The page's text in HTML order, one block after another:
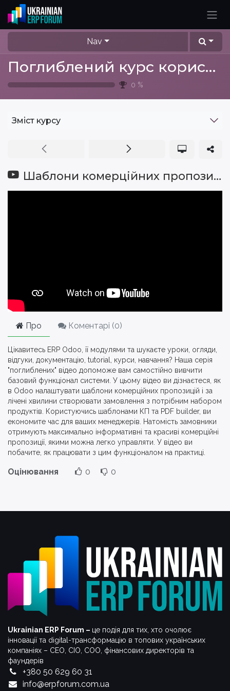
Skip to Content
Nav
Поглиблений курс користувача ERP Odoo
0 %
Зміст курсу
Шаблони комерційних пропозицій та PDF builder
Про Коментарі (0)
Цікавитесь ERP Odoo, її модулями та шукаєте уроки, огляди,
відгуки, документацію, tutorial, курси, навчання? Наша серія
"поглиблених" відео допоможе вам самостійно вивчити
базовий функціонал системи. У цьому відео ви дізнаєтеся, як
в Odoo налаштувати шаблони комерційних пропозицій і за
лічені хвилини створювати замовлення з потрібним набором
продуктів. Користуючись шаблонами КП та PDF builder, ви
економите час для ваших менеджерів. Натомість замовники
отримують максимально інформативні та красиві комерційні
пропозиції, якими можна легко управляти. У відео ви
побачите, як працювати з цим функціоналом на практиці.
Оцінювання 0 0
Ukrainian ERP Forum – це подія для тих, хто очолює
інновації та digital-трансформацію в топових українських
компаніях – СЕО, CIO, COO, фінансових директорів та
фаундерів
+380 50 629 60 31
info@erpforum.com.ua